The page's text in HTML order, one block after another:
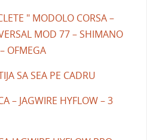
" MODOLO CORSA –
MOD 77 – SHIMANO
OFMEGA
SA SEA PE CADRU
– JAGWIRE HYFLOW – 3